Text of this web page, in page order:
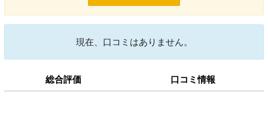
現在、口コミはありません。
総合評価 口コミ情報